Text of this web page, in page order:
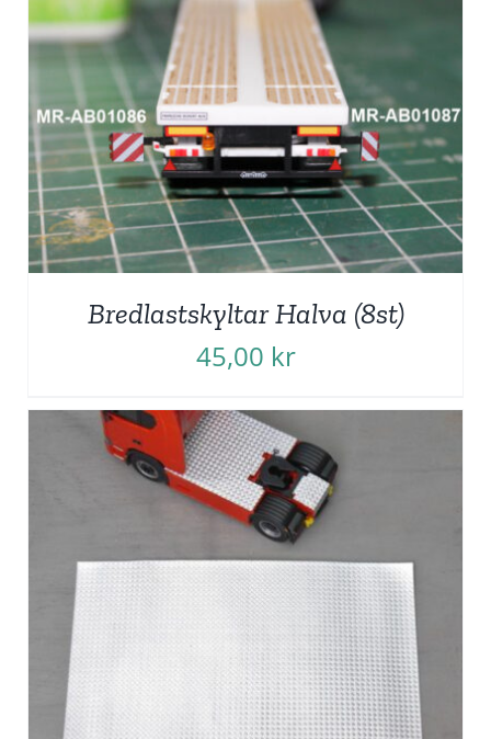
Bredlastskyltar Halva (8st)
45,00 kr